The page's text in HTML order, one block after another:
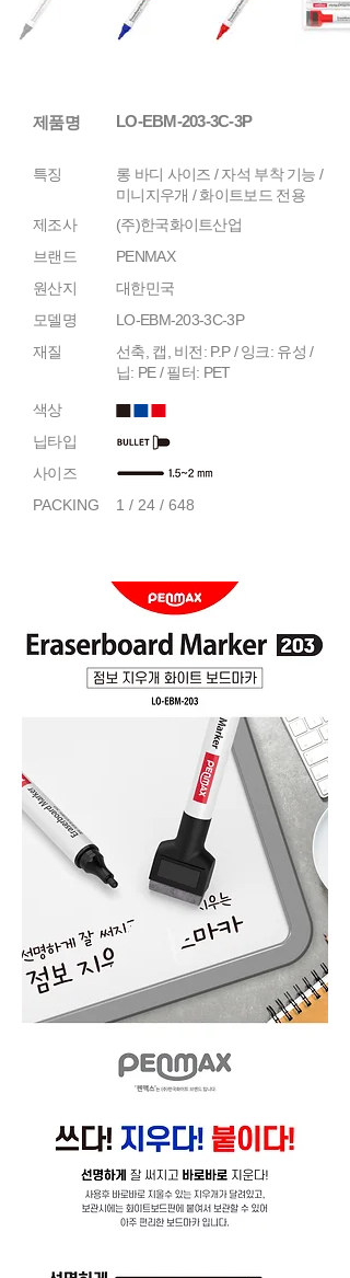
제품명 LO-EBM-203-3C-3P
특징
롱 바디 사이즈 / 자석 부착 기능 /
미니지우개 / 화이트보드 전용
제조사
(주)한국화이트산업
브랜드
PENMAX
원산지
대한민국
모델명
LO-EBM-203-3C-3P
재질
선축, 캡, 비전: P.P / 잉크: 유성 /
닙: PE / 필터: PET
색상
닙타입
사이즈
PACKING
1 / 24 / 648